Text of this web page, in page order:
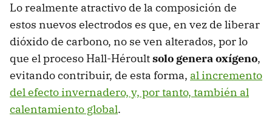
Lo realmente atractivo de la composición de
estos nuevos electrodos es que, en vez de liberar
dióxido de carbono, no se ven alterados, por lo
que el proceso Hall-Héroultsolo genera oxígeno,
evitando contribuir, de esta forma, al incremento
del efecto invernadero, y, por tanto, también al
calentamiento global.